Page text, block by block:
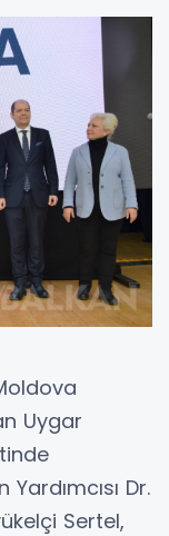
Uygar
Dr.
Sertel,